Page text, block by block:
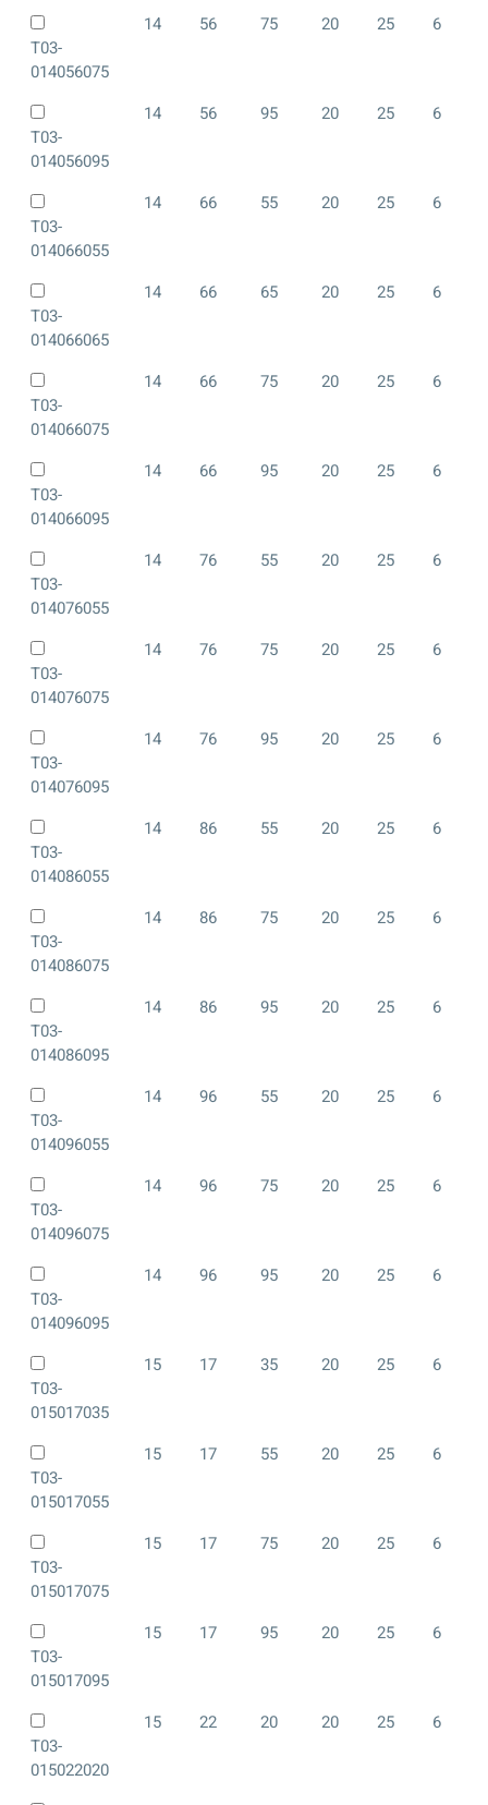
T03-
014056075
14 56 75 20 25 6
T03-
014056095
14 56 95 20 25 6
T03-
014066055
14 66 55 20 25 6
T03-
014066065
14 66 65 20 25 6
T03-
014066075
14 66 75 20 25 6
T03-
014066095
14 66 95 20 25 6
T03-
014076055
14 76 55 20 25 6
T03-
014076075
14 76 75 20 25 6
T03-
014076095
14 76 95 20 25 6
T03-
014086055
14 86 55 20 25 6
T03-
014086075
14 86 75 20 25 6
T03-
014086095
14 86 95 20 25 6
T03-
014096055
14 96 55 20 25 6
T03-
014096075
14 96 75 20 25 6
T03-
014096095
14 96 95 20 25 6
T03-
015017035
15 17 35 20 25 6
T03-
015017055
15 17 55 20 25 6
T03-
015017075
15 17 75 20 25 6
T03-
015017095
15 17 95 20 25 6
T03-
015022020
15 22 20 20 25 6